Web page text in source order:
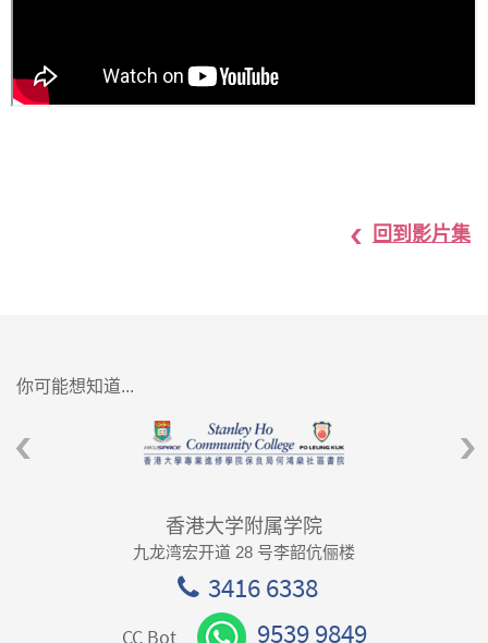
回到影片集
你可能想知道...
香港大学附属学院
九龙湾宏开道 28 号李韶伉俪楼
3416 6338
CC Bot 9539 9849